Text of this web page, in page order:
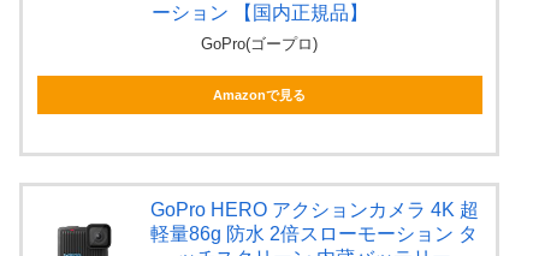
ーション 【国内正規品】
GoPro(ゴープロ)
Amazonで見る
GoPro HERO アクションカメラ 4K 超
軽量86g 防水 2倍スローモーション タ